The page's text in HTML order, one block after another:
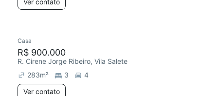
Ver contato
Casa
R$ 900.000
R. Cirene Jorge Ribeiro, Vila Salete
283m² 3
4
Ver contato